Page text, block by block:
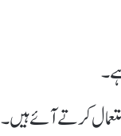
کرتے آئے ہیں۔